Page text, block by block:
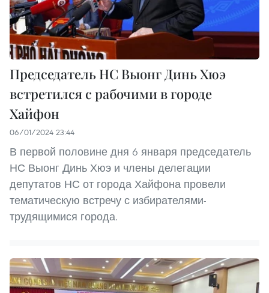
Председатель НС Выонг Динь Хюэ
встретился с рабочими в городе
Хайфон
06/01/2024 23:44
В первой половине дня 6 января председатель
НС Выонг Динь Хюэ и члены делегации
депутатов НС от города Хайфона провели
тематическую встречу с избирателями-
трудящимися города.